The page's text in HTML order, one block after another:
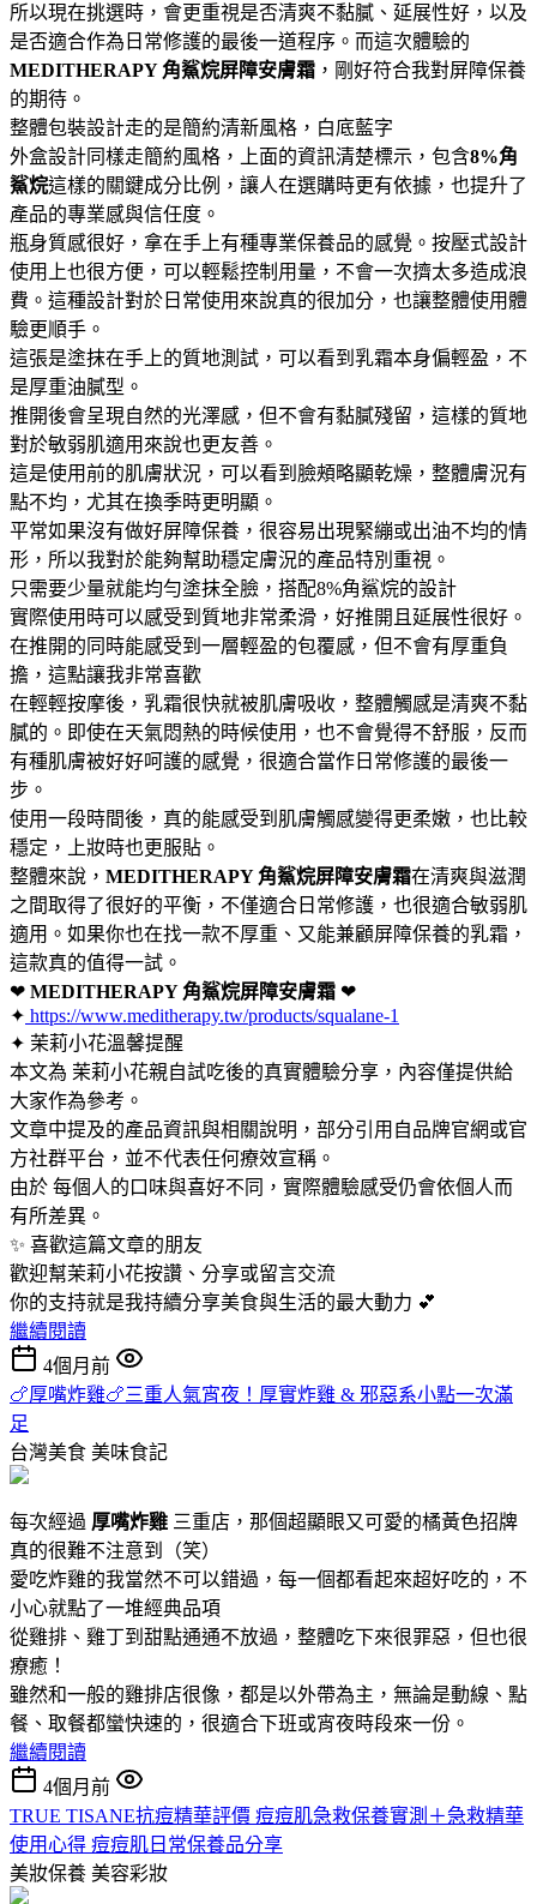
所以現在挑選時，會更重視是否清爽不黏膩、延展性好，以及
是否適合作為日常修護的最後一道程序。而這次體驗的
MEDITHERAPY 角鯊烷屏障安膚霜 ，剛好符合我對屏障保養
的期待。
整體包裝設計走的是簡約清新風格，白底藍字
外盒設計同樣走簡約風格，上面的資訊清楚標示，包含8%角
鯊烷這樣的關鍵成分比例，讓人在選購時更有依據，也提升了
產品的專業感與信任度。
瓶身質感很好，拿在手上有種專業保養品的感覺。按壓式設計
使用上也很方便，可以輕鬆控制用量，不會一次擠太多造成浪
費。這種設計對於日常使用來說真的很加分，也讓整體使用體
驗更順手。
這張是塗抹在手上的質地測試，可以看到乳霜本身偏輕盈，不
是厚重油膩型。
推開後會呈現自然的光澤感，但不會有黏膩殘留，這樣的質地
對於敏弱肌適用來說也更友善。
這是使用前的肌膚狀況，可以看到臉頰略顯乾燥，整體膚況有
點不均，尤其在換季時更明顯。
平常如果沒有做好屏障保養，很容易出現緊繃或出油不均的情
形，所以我對於能夠幫助穩定膚況的產品特別重視。
只需要少量就能均勻塗抹全臉，搭配8%角鯊烷的設計
實際使用時可以感受到質地非常柔滑，好推開且延展性很好。
在推開的同時能感受到一層輕盈的包覆感，但不會有厚重負
擔，這點讓我非常喜歡
在輕輕按摩後，乳霜很快就被肌膚吸收，整體觸感是清爽不黏
膩的。即使在天氣悶熱的時候使用，也不會覺得不舒服，反而
有種肌膚被好好呵護的感覺，很適合當作日常修護的最後一
步。
使用一段時間後，真的能感受到肌膚觸感變得更柔嫩，也比較
穩定，上妝時也更服貼。
整體來說， MEDITHERAPY 角鯊烷屏障安膚霜在清爽與滋潤
之間取得了很好的平衡，不僅適合日常修護，也很適合敏弱肌
適用。如果你也在找一款不厚重、又能兼顧屏障保養的乳霜，
這款真的值得一試。
❤ MEDITHERAPY 角鯊烷屏障安膚霜 ❤
✦ https://www.meditherapy.tw/products/squalane-1
✦ 茉莉小花溫馨提醒
本文為 茉莉小花親自試吃後的真實體驗分享，內容僅提供給
大家作為參考。
文章中提及的產品資訊與相關說明，部分引用自品牌官網或官
方社群平台，並不代表任何療效宣稱。
由於 每個人的口味與喜好不同，實際體驗感受仍會依個人而
有所差異。
✨ 喜歡這篇文章的朋友
歡迎幫茉莉小花按讚、分享或留言交流
你的支持就是我持續分享美食與生活的最大動力 💕
繼續閱讀
4個月前
🍗厚嘴炸雞🍗三重人氣宵夜！厚實炸雞 & 邪惡系小點一次滿
足
台灣美食 美味食記
每次經過 厚嘴炸雞 三重店，那個超顯眼又可愛的橘黃色招牌
真的很難不注意到（笑）
愛吃炸雞的我當然不可以錯過，每一個都看起來超好吃的，不
小心就點了一堆經典品項
從雞排、雞丁到甜點通通不放過，整體吃下來很罪惡，但也很
療癒！
雖然和一般的雞排店很像，都是以外帶為主，無論是動線、點
餐、取餐都蠻快速的，很適合下班或宵夜時段來一份。
繼續閱讀
4個月前
TRUE TISANE抗痘精華評價 痘痘肌急救保養實測＋急救精華
使用心得 痘痘肌日常保養品分享
美妝保養 美容彩妝